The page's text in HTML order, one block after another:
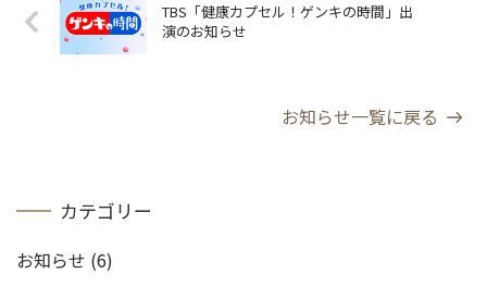
TBS「健康カプセル！ゲンキの時間」出
演のお知らせ
お知らせ一覧に戻る
カテゴリー
お知らせ (6)